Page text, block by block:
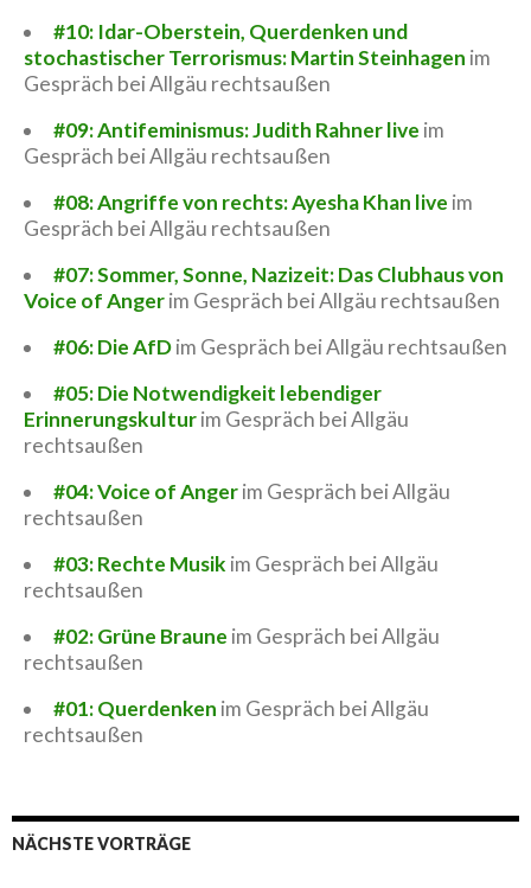
#10: Idar-Oberstein, Querdenken und
stochastischer Terrorismus: Martin Steinhagen im
Gespräch bei Allgäu rechtsaußen
#09: Antifeminismus: Judith Rahner live im
Gespräch bei Allgäu rechtsaußen
#08: Angriffe von rechts: Ayesha Khan live im
Gespräch bei Allgäu rechtsaußen
#07: Sommer, Sonne, Nazizeit: Das Clubhaus von
Voice of Angerim Gespräch bei Allgäu rechtsaußen
#06: Die AfDim Gespräch bei Allgäu rechtsaußen
#05: Die Notwendigkeit lebendiger
Erinnerungskulturim Gespräch bei Allgäu
rechtsaußen
#04: Voice of Angerim Gespräch bei Allgäu
rechtsaußen
#03: Rechte Musik im Gespräch bei Allgäu
rechtsaußen
#02: Grüne Braune im Gespräch bei Allgäu
rechtsaußen
#01: Querdenken im Gespräch bei Allgäu
rechtsaußen
NÄCHSTE VORTRÄGE